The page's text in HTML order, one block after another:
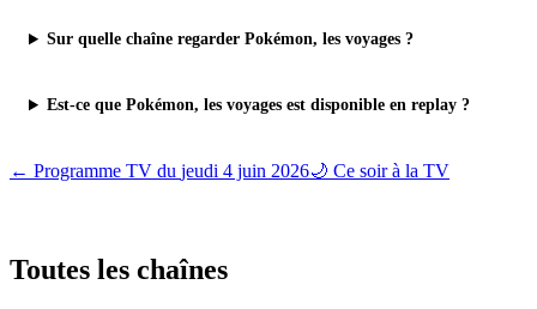
Sur quelle chaîne regarder Pokémon, les voyages ?
Est-ce que Pokémon, les voyages est disponible en replay ?
← Programme TV du jeudi 4 juin 2026🌙 Ce soir à la TV
Toutes les chaînes